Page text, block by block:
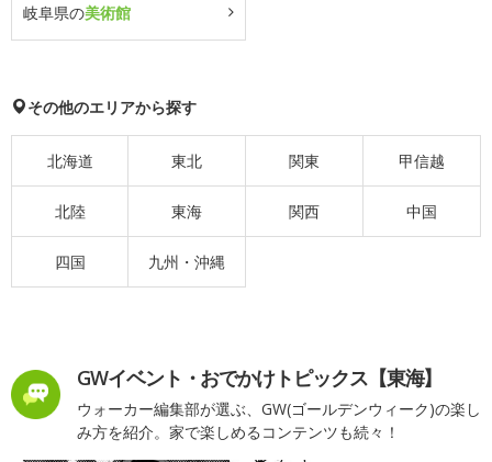
岐阜県の美術館
その他のエリアから探す
北海道 東北 関東 甲信越
北陸 東海 関西 中国
四国 九州・沖縄
GWイベント・おでかけトピックス【東海】
ウォーカー編集部が選ぶ、GW(ゴールデンウィーク)の楽し
み方を紹介。家で楽しめるコンテンツも続々！